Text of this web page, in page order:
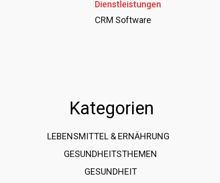
Dienstleistungen
CRM Software
Kategorien
LEBENSMITTEL & ERNÄHRUNG
GESUNDHEITSTHEMEN
GESUNDHEIT